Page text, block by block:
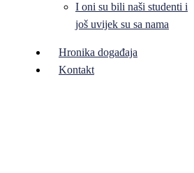
I oni su bili naši studenti i
još uvijek su sa nama
Hronika događaja
Kontakt